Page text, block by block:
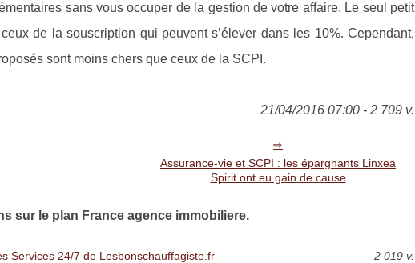
sans vous occuper de la gestion de votre affaire. Le seul petit
de la souscription qui peuvent s’élever dans les 10%. Cependant,
sont moins chers que ceux de la SCPI.
21/04/2016 07:00 - 2 709 v.
Assurance-vie et SCPI : les épargnants Linxea
Spirit ont eu gain de cause
sur le plan France agence immobiliere.
Services 24/7 de Lesbonschauffagiste.fr 2 019 v.